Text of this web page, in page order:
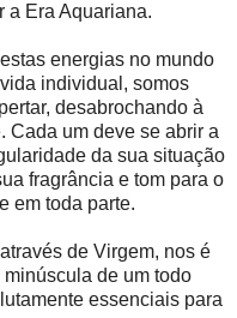
a Era Aquariana.
energias no mundo
individual, somos
desabrochando à
Cada um deve se abrir a
da sua situação
fragrância e tom para o
em toda parte.
de Virgem, nos é
de um todo
essenciais para